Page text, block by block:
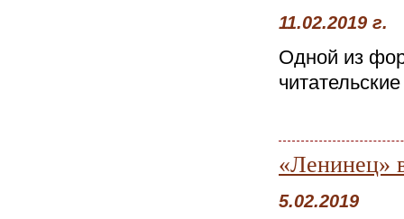
11.02.2019 г.
Одной из
«Ленинец»
5.02.2019